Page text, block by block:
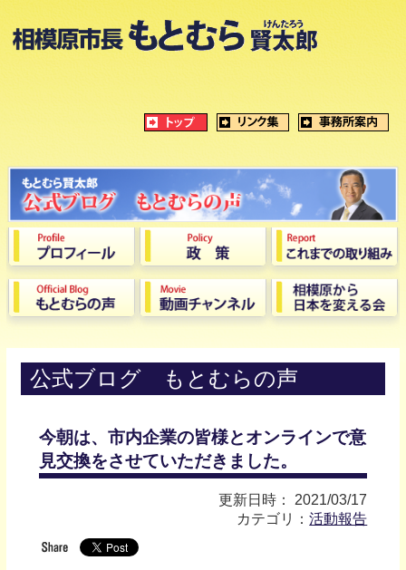
公式ブログ もとむらの声
今朝は、市内企業の皆様とオンラインで意
見交換をさせていただきました。
更新日時： 2021/03/17
カテゴリ：活動報告